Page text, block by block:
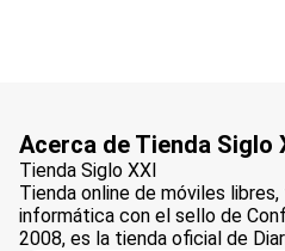
Acerca de Tienda Siglo
Tienda Siglo XXI
Tienda online de móviles
informática con el sello de
2008, es la tienda oficial de